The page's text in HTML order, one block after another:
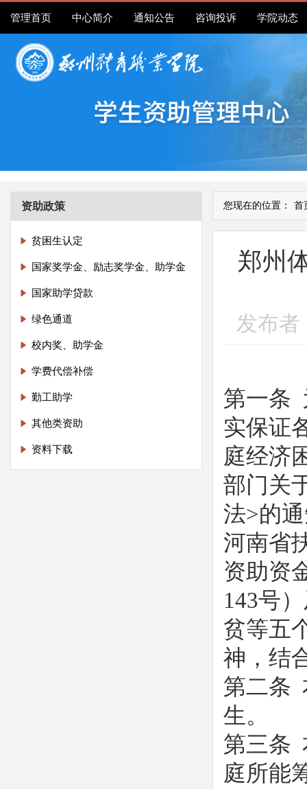
管理首页 中心简介 通知公告 咨询投诉 学院动态
资助政策
贫困生认定
国家奖学金、励志奖学金、助学金
国家助学贷款
绿色通道
校内奖、助学金
学费代偿补偿
勤工助学
其他类资助
资料下载
您现在的位置： 首
郑州
发布者
第一条
实保证
庭经济
部门关
法>的
河南省
资助资
143号
贫等五
神，结
第二条
生。
第三条
庭所能